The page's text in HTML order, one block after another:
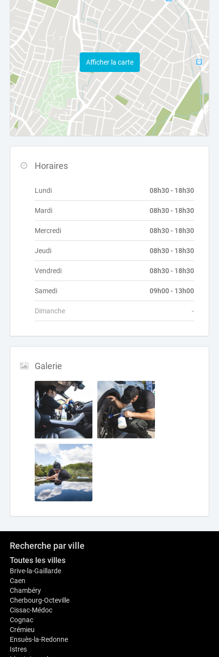
Afficher la carte
Horaires
Lundi 08h30 - 18h30
Mardi 08h30 - 18h30
Mercredi 08h30 - 18h30
Jeudi 08h30 - 18h30
Vendredi 08h30 - 18h30
Samedi 09h00 - 13h00
Dimanche -
Galerie
Recherche par ville
Toutes les villes
Brive-la-Gaillarde
Caen
Chambéry
Cherbourg-Octeville
Cissac-Médoc
Cognac
Crémieu
Ensuès-la-Redonne
Istres